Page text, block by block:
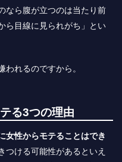
なら腹が立つのは当たり前
ら目線に見られがち」とい
われるのですから。
る3つの理由
女性からモテることはでき
つける可能性があるといえ